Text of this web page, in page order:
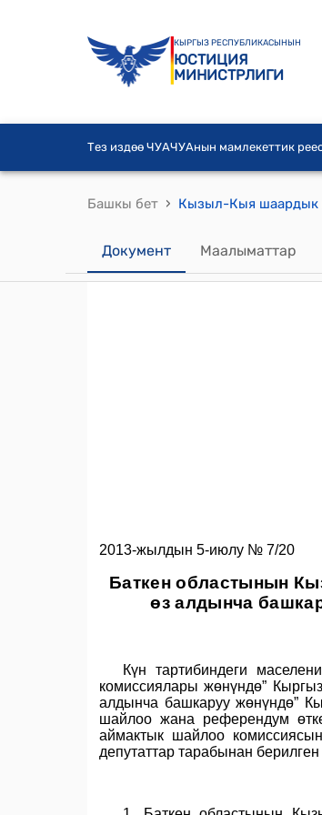
КЫРГЫЗ РЕСПУБЛИКАСЫНЫН
ЮСТИЦИЯ
МИНИСТРЛИГИ
Тез издөө ЧУАЧУАнын мамлекеттик
Башкы бет ›
Документ Маалыматтар